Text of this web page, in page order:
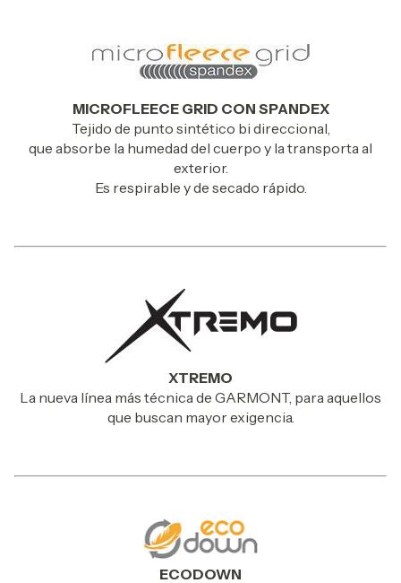
MICROFLEECE GRID CON SPANDEX
Tejido de punto sintético bi direccional,
que absorbe la humedad del cuerpo y la transporta al
exterior.
Es respirable y de secado rápido.
XTREMO
La nueva línea más técnica de GARMONT, para aquellos
que buscan mayor exigencia.
ECODOWN